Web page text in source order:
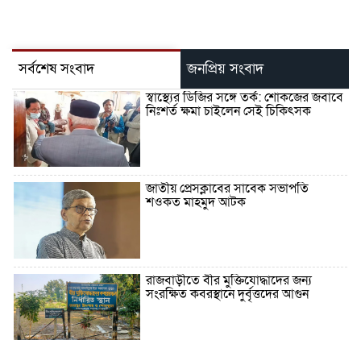
সর্বশেষ সংবাদ জনপ্রিয় সংবাদ
স্বাস্থ্যের ডিজির সঙ্গে তর্ক: শোকজের জবাবে
নিঃশর্ত ক্ষমা চাইলেন সেই চিকিৎসক
জাতীয় প্রেসক্লাবের সাবেক সভাপতি
শওকত মাহমুদ আটক
রাজবাড়ীতে বীর মুক্তিযোদ্ধাদের জন্য
সংরক্ষিত কবরস্থানে দুর্বৃত্তদের আগুন